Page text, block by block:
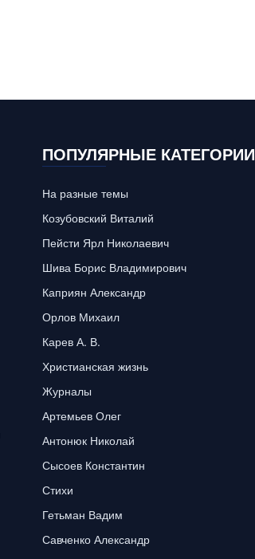
ПОПУЛЯРНЫЕ КАТЕГОРИИ
На разные темы
Козубовский Виталий
Пейсти Ярл Николаевич
Шива Борис Владимирович
Каприян Александр
Орлов Михаил
Карев А. В.
Христианская жизнь
Журналы
Артемьев Олег
Антонюк Николай
Сысоев Константин
Стихи
Гетьман Вадим
Савченко Александр